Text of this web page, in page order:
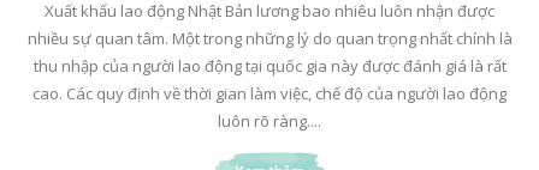
Xuất khẩu lao động Nhật Bản lương bao nhiêu luôn nhận được
nhiều sự quan tâm. Một trong những lý do quan trọng nhất chính là
thu nhập của người lao động tại quốc gia này được đánh giá là rất
cao. Các quy định về thời gian làm việc, chế độ của người lao động
luôn rõ ràng....